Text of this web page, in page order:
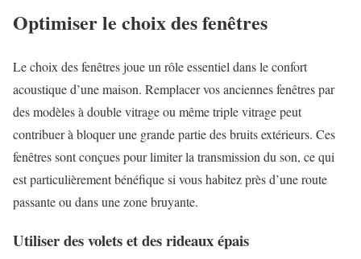
Optimiser le choix des fenêtres
Le choix des fenêtres joue un rôle essentiel dans le confort
acoustique d’une maison. Remplacer vos anciennes fenêtres par
des modèles à double vitrage ou même triple vitrage peut
contribuer à bloquer une grande partie des bruits extérieurs. Ces
fenêtres sont conçues pour limiter la transmission du son, ce qui
est particulièrement bénéfique si vous habitez près d’une route
passante ou dans une zone bruyante.
Utiliser des volets et des rideaux épais